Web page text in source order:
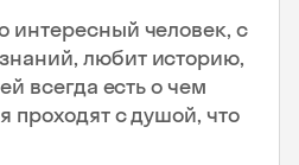
интересный человек, с
любит историю,
всегда есть о чем
проходят с душой, что